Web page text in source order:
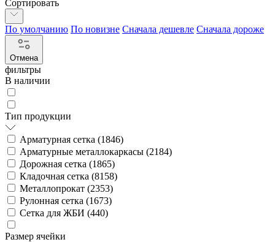
Сортировать
По умолчанию По новизне Сначала дешевле Сначала дороже
Отмена
фильтры
В наличии
Тип продукции
Арматурная сетка (1846)
Арматурные металлокаркасы (2184)
Дорожная сетка (1865)
Кладочная сетка (8158)
Металлопрокат (2353)
Рулонная сетка (1673)
Сетка для ЖБИ (440)
Размер ячейки